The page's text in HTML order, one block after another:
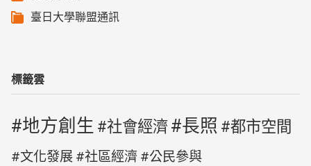
臺日大學聯盟通訊
標籤雲
地方創生 社會經濟 長照 都市空間
文化發展 社區經濟 公民參與